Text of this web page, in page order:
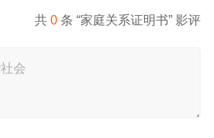
共0 条 “家庭关系证明书” 影评